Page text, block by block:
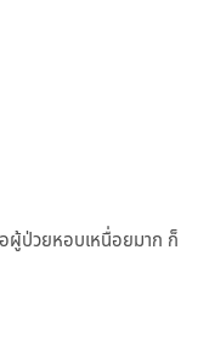
อผู้ป่วยหอบเหนื่อยมาก ก็